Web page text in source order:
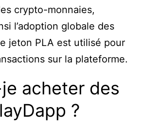
crypto-monnaies,
l’adoption globale des
jeton PLA est utilisé pour
sur la plateforme.
acheter des
?